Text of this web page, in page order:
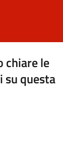
chiare le
su questa